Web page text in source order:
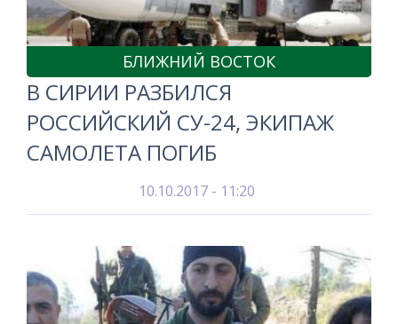
БЛИЖНИЙ ВОСТОК
В СИРИИ РАЗБИЛСЯ
РОССИЙСКИЙ СУ-24, ЭКИПАЖ
САМОЛЕТА ПОГИБ
10.10.2017 - 11:20